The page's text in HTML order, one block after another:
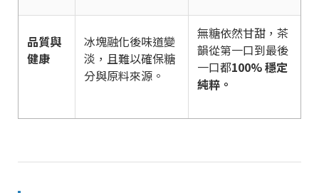
品質與
健康
冰塊融化後味道變
淡，且難以確保糖
分與原料來源。
無糖依然甘甜，茶
韻從第一口到最後
一口都100% 穩定
純粹。